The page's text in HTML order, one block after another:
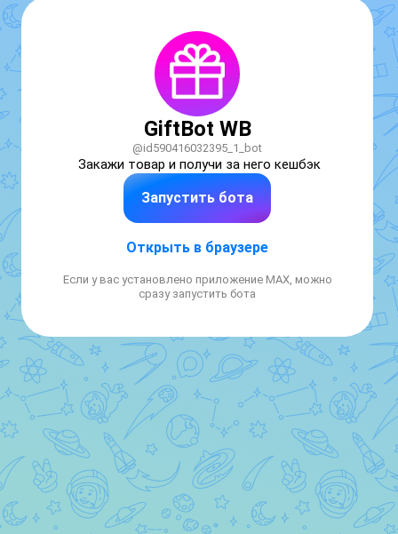
GiftBot WB
@id590416032395_1_bot
Закажи товар и получи за него кешбэк
Запустить бота
Открыть в браузере
Если у вас установлено приложение MAX, можно
сразу запустить бота